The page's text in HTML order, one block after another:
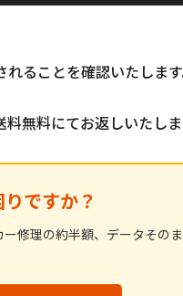
ることを確認いたしま
無料にてお返しいたし
ですか？
修理の約半額、データその